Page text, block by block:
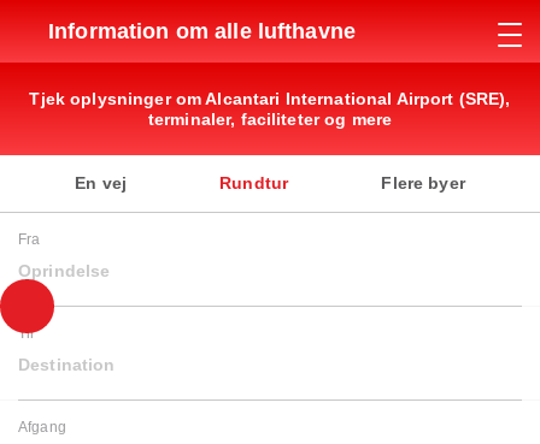
Information om alle lufthavne
Tjek oplysninger om Alcantari International Airport (SRE),
terminaler, faciliteter og mere
En vej Rundtur Flere byer
Fra
Oprindelse
Til
Destination
Afgang